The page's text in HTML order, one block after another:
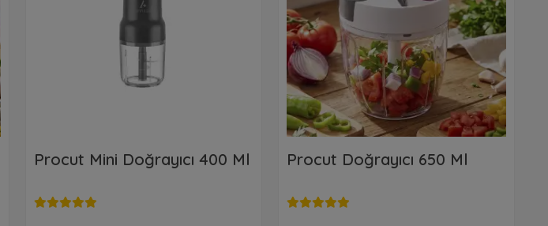
Procut Mini Doğrayıcı 400 Ml Procut Doğrayıcı 650 Ml